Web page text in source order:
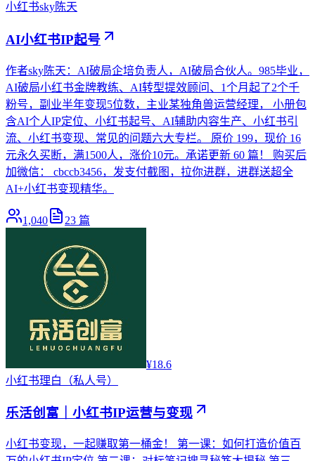
小红书sky陈天
AI小红书IP起号
作者sky陈天：AI破局企培负责人，AI破局合伙人。985毕业，
AI破局小红书金牌教练、AI转型提效顾问、1个月起了2个千
粉号，副业半年变现5位数，主业某独角兽运营经理， 小册包
含AI个人IP定位、小红书起号、AI辅助内容生产、小红书引
流、小红书变现、常见的问题六大专栏。 原价 199，现价 16
元永久买断，满1500人，涨价10元。承诺更新 60 篇！ 购买后
加微信： cbccb3456，发支付截图，拉你进群，进群送超全
AI+小红书变现精华。
1,040 23 篇
¥18.6
小红书理白（私人号）
乐活创富｜小红书IP运营与变现
小红书变现，一起赚取第一桶金！ 第一课：如何打造价值百